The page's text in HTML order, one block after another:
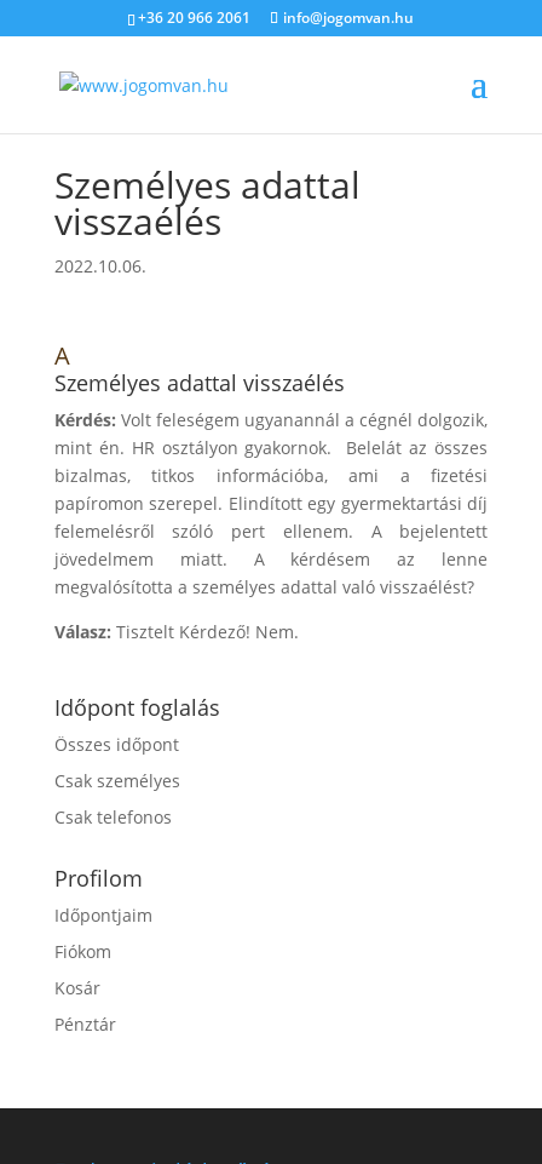
+36 20 966 2061 info@jogomvan.hu
Személyes adattal
visszaélés
2022.10.06.
A
Személyes adattal visszaélés
Kérdés: Volt feleségem ugyanannál a cégnél dolgozik,
mint én. HR osztályon gyakornok. Belelát az összes
bizalmas, titkos információba, ami a fizetési
papíromon szerepel. Elindított egy gyermektartási díj
felemelésről szóló pert ellenem. A bejelentett
jövedelmem miatt. A kérdésem az lenne
megvalósította a személyes adattal való visszaélést?
Válasz: Tisztelt Kérdező! Nem.
Időpont foglalás
Összes időpont
Csak személyes
Csak telefonos
Profilom
Időpontjaim
Fiókom
Kosár
Pénztár